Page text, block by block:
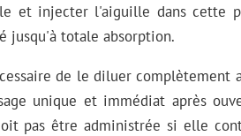
et injecter l'aiguille dans cette
jusqu'à totale absorption.
de le diluer complètement
unique et immédiat après
pas être administrée si elle